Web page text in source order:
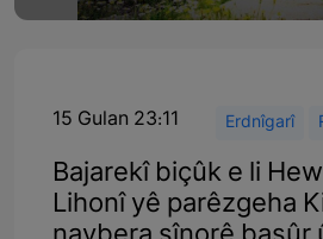
15 Gulan 23:11 Erdnîgarî
Bajarekî biçûk e li
Lihonî yê parêzgeha